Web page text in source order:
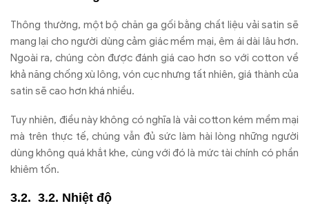
Thông thường, một bộ chăn ga gối bằng chất liệu vải satin sẽ
mang lại cho người dùng cảm giác mềm mại, êm ái dài lâu hơn.
Ngoài ra, chúng còn được đánh giá cao hơn so với cotton về
khả năng chống xù lông, vón cục nhưng tất nhiên, giá thành của
satin sẽ cao hơn khá nhiều.
Tuy nhiên, điều này không có nghĩa là vải cotton kém mềm mại
mà trên thực tế, chúng vẫn đủ sức làm hài lòng những người
dùng không quá khắt khe, cùng với đó là mức tài chính có phần
khiêm tốn.
3.2. Nhiệt độ